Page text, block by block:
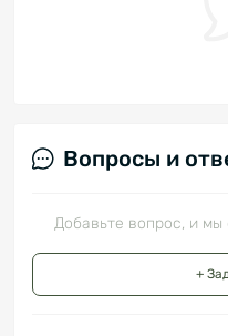
Вопросы и
Добавьте вопрос, и
+